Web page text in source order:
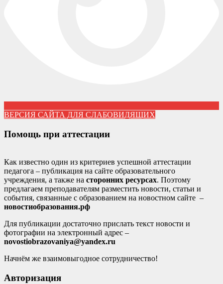
ВЕРСИЯ САЙТА ДЛЯ СЛАБОВИДЯЩИХ
Помощь при аттестации
Как известно один из критериев успешной аттестации
педагога – публикация на сайте образовательного
учреждения, а также на сторонних ресурсах. Поэтому
предлагаем преподавателям разместить новости, статьи и
события, связанные с образованием на новостном сайте –
новостиобразования.рф
Для публикации достаточно прислать текст новости и
фотографии на электронный адрес –
novostiobrazovaniya@yandex.ru
Начнём же взаимовыгодное сотрудничество!
Авторизация